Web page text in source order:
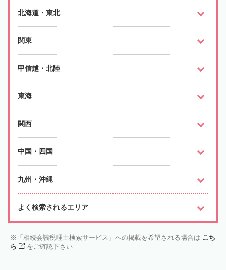
北海道・東北
関東
甲信越・北陸
東海
関西
中国・四国
九州・沖縄
よく検索されるエリア
「相続会議税理士検索サービス」への掲載を希望される場合は こち
ら
をご確認下さい